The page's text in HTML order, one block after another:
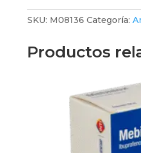
SKU: M08136 Categoría:
Productos